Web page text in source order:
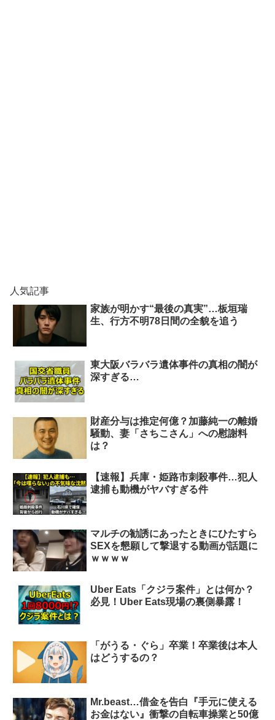
人気記事
家族が明かす“最後の真実”…板垣瑞
生、行方不明78日間の全貌を追う
東大阪バラバラ遺体事件の真相の闇が
深すぎる…
財産分与は推定何億？加藤純一の離婚
騒動、妻「さちこさん」への慰謝料
は？
【速報】兵庫・姫路市刺殺事件…犯人
逮捕も動機がヤバすぎる件
マルチの勧誘にあったときにひたすら
SEXを懇願して撃退する動画が話題に
ｗｗｗｗ
Uber Eats「クジラ案件」とは何か？
必見！Uber Eats現場の裏側暴露！
「がうる・ぐら」卒業！卒業後は本人
はどうするの？
Mr.beast…借金を告白『手元に使える
お金はない』衝撃の自転車操業と50億